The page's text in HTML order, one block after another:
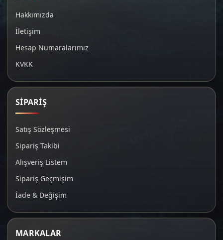
Hakkımızda
İletişim
Hesap Numaralarımız
KVKK
SİPARİŞ
Satış Sözleşmesi
Sipariş Takibi
Alışveriş Listem
Sipariş Geçmişim
İade & Değişim
MARKALAR